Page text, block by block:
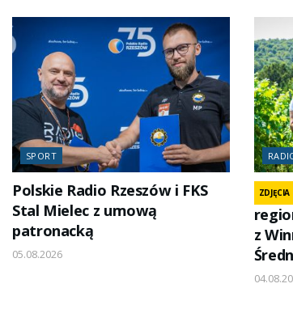
SPORT
Polskie Radio Rzeszów i FKS
Stal Mielec z umową
patronacką
05.08.2026
ZDJĘCIA
z